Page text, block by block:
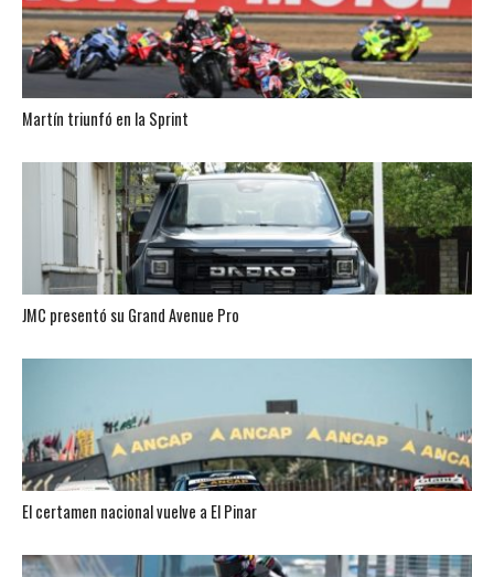
Martín triunfó en la Sprint
JMC presentó su Grand Avenue Pro
El certamen nacional vuelve a El Pinar